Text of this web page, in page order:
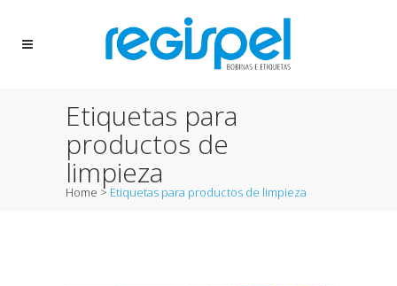
Etiquetas para
productos de
limpieza
Home > Etiquetas para productos de limpieza